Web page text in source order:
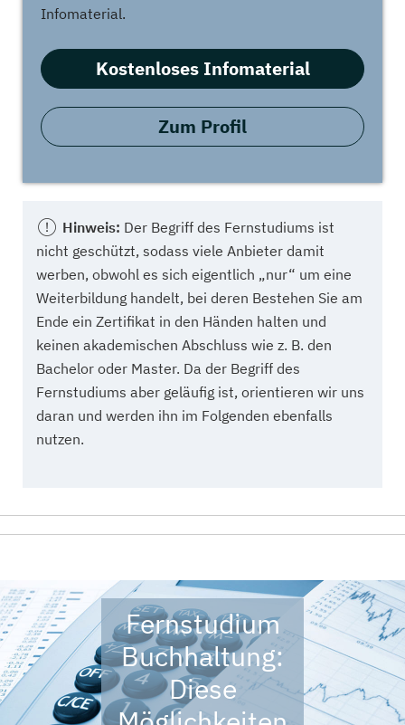
Infomaterial.
Kostenloses Infomaterial
Zum Profil
Hinweis: Der Begriff des Fernstudiums ist
nicht geschützt, sodass viele Anbieter damit
werben, obwohl es sich eigentlich „nur“ um eine
Weiterbildung handelt, bei deren Bestehen Sie am
Ende ein Zertifikat in den Händen halten und
keinen akademischen Abschluss wie z. B. den
Bachelor oder Master. Da der Begriff des
Fernstudiums aber geläufig ist, orientieren wir uns
daran und werden ihn im Folgenden ebenfalls
nutzen.
Fernstudium
Buchhaltung:
Diese